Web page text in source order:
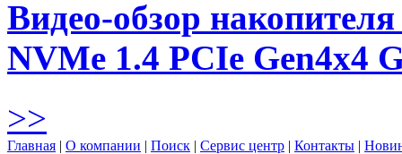
Видео-обзор
NVMe 1.4 PCIe Gen4х4
>>
Главная | О компании | Поиск | Сервис центр | Контакты |